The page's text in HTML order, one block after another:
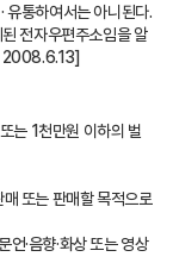
유통하여서는 아니된다.
전자우편주소임을 알
2008.6.13]
는 1천만원 이하의 벌
또는 판매할 목적으로
·음향·화상 또는 영상